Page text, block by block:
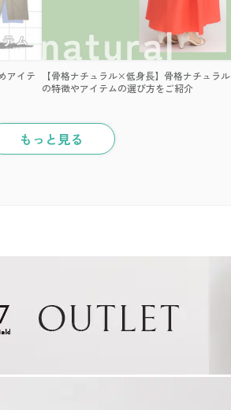
アイテ
【骨格ナチュラル×低身長】骨格ナチュラル
の特徴やアイテムの選び方をご紹介
もっと見る